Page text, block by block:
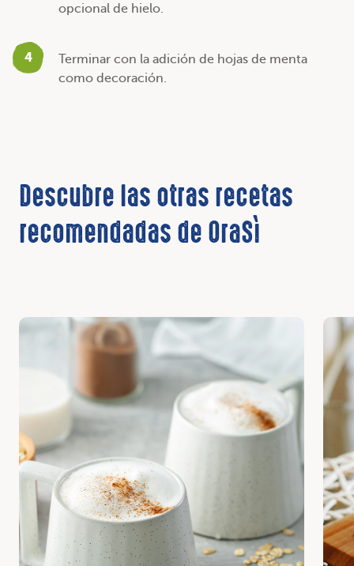
opcional de hielo.
4
Terminar con la adición de hojas de menta
como decoración.
Descubre las otras recetas
recomendadas de OraSì
Descubrir